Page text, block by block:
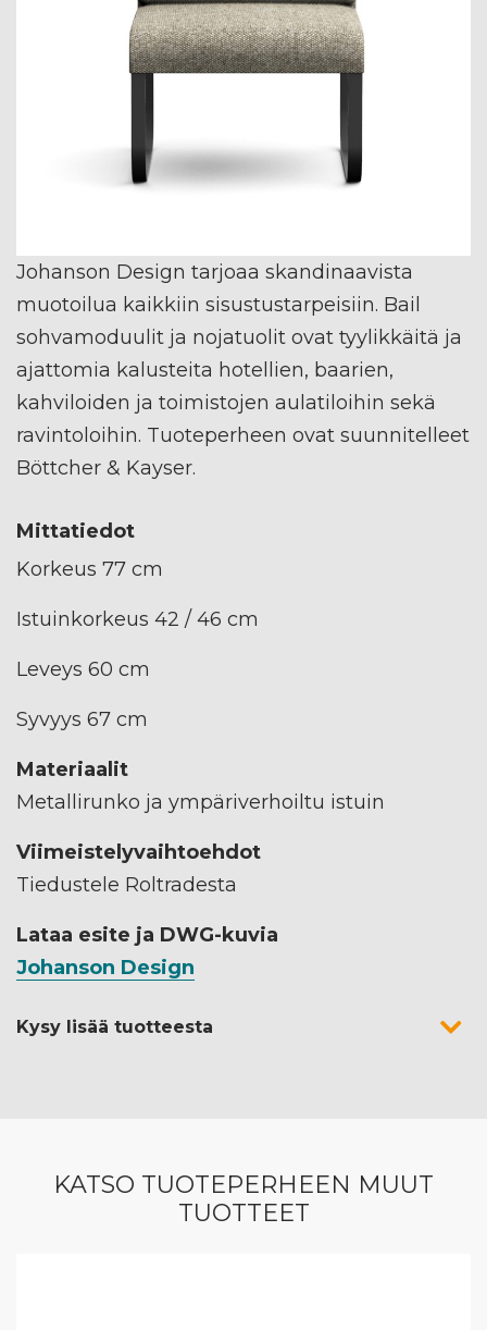
Johanson Design tarjoaa skandinaavista
muotoilua kaikkiin sisustustarpeisiin. Bail
sohvamoduulit ja nojatuolit ovat tyylikkäitä ja
ajattomia kalusteita hotellien, baarien,
kahviloiden ja toimistojen aulatiloihin sekä
ravintoloihin. Tuoteperheen ovat suunnitelleet
Böttcher & Kayser.
Mittatiedot
Korkeus 77 cm
Istuinkorkeus 42 / 46 cm
Leveys 60 cm
Syvyys 67 cm
Materiaalit
Metallirunko ja ympäriverhoiltu istuin
Viimeistelyvaihtoehdot
Tiedustele Roltradesta
Lataa esite ja DWG-kuvia
Johanson Design
Kysy lisää tuotteesta
KATSO TUOTEPERHEEN MUUT
TUOTTEET